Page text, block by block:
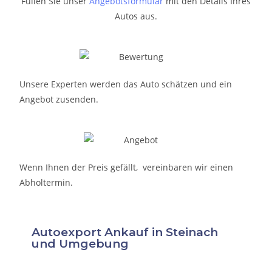
Autos aus.
Unsere Experten werden das Auto schätzen und ein
Angebot zusenden.
Wenn Ihnen der Preis gefällt, vereinbaren wir einen
Abholtermin.
Autoexport Ankauf in Steinach
und Umgebung